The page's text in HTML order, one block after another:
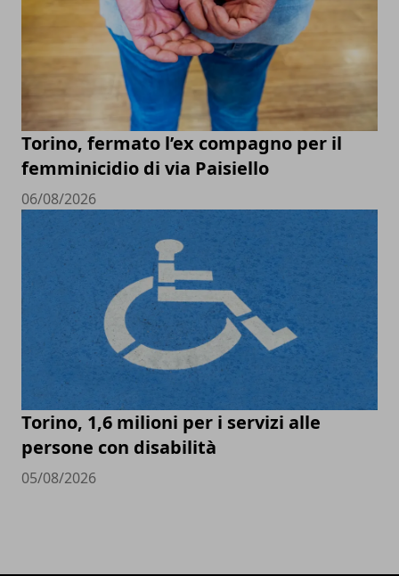
Torino, fermato l’ex compagno per il
femminicidio di via Paisiello
06/08/2026
Torino, 1,6 milioni per i servizi alle
persone con disabilità
05/08/2026